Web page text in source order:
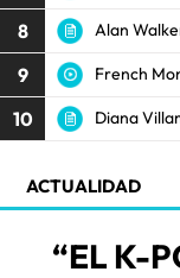
8 Alan
9 French
10 Diana
ACTUALIDAD
“EL K-